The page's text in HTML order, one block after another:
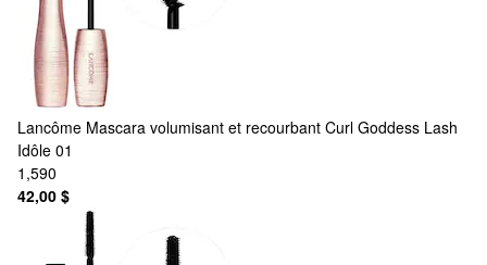
Lancôme Mascara volumisant et recourbant Curl Goddess Lash
Idôle 01
1,590
42,00 $